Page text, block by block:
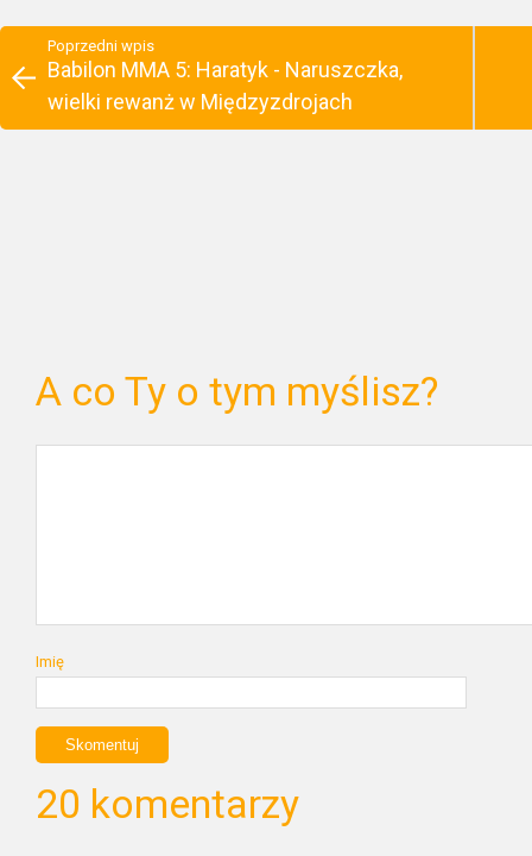
Poprzedni wpis
Babilon MMA 5: Haratyk - Naruszczka,
wielki rewanż w Międzyzdrojach
A co Ty o tym myślisz?
Imię
20 komentarzy